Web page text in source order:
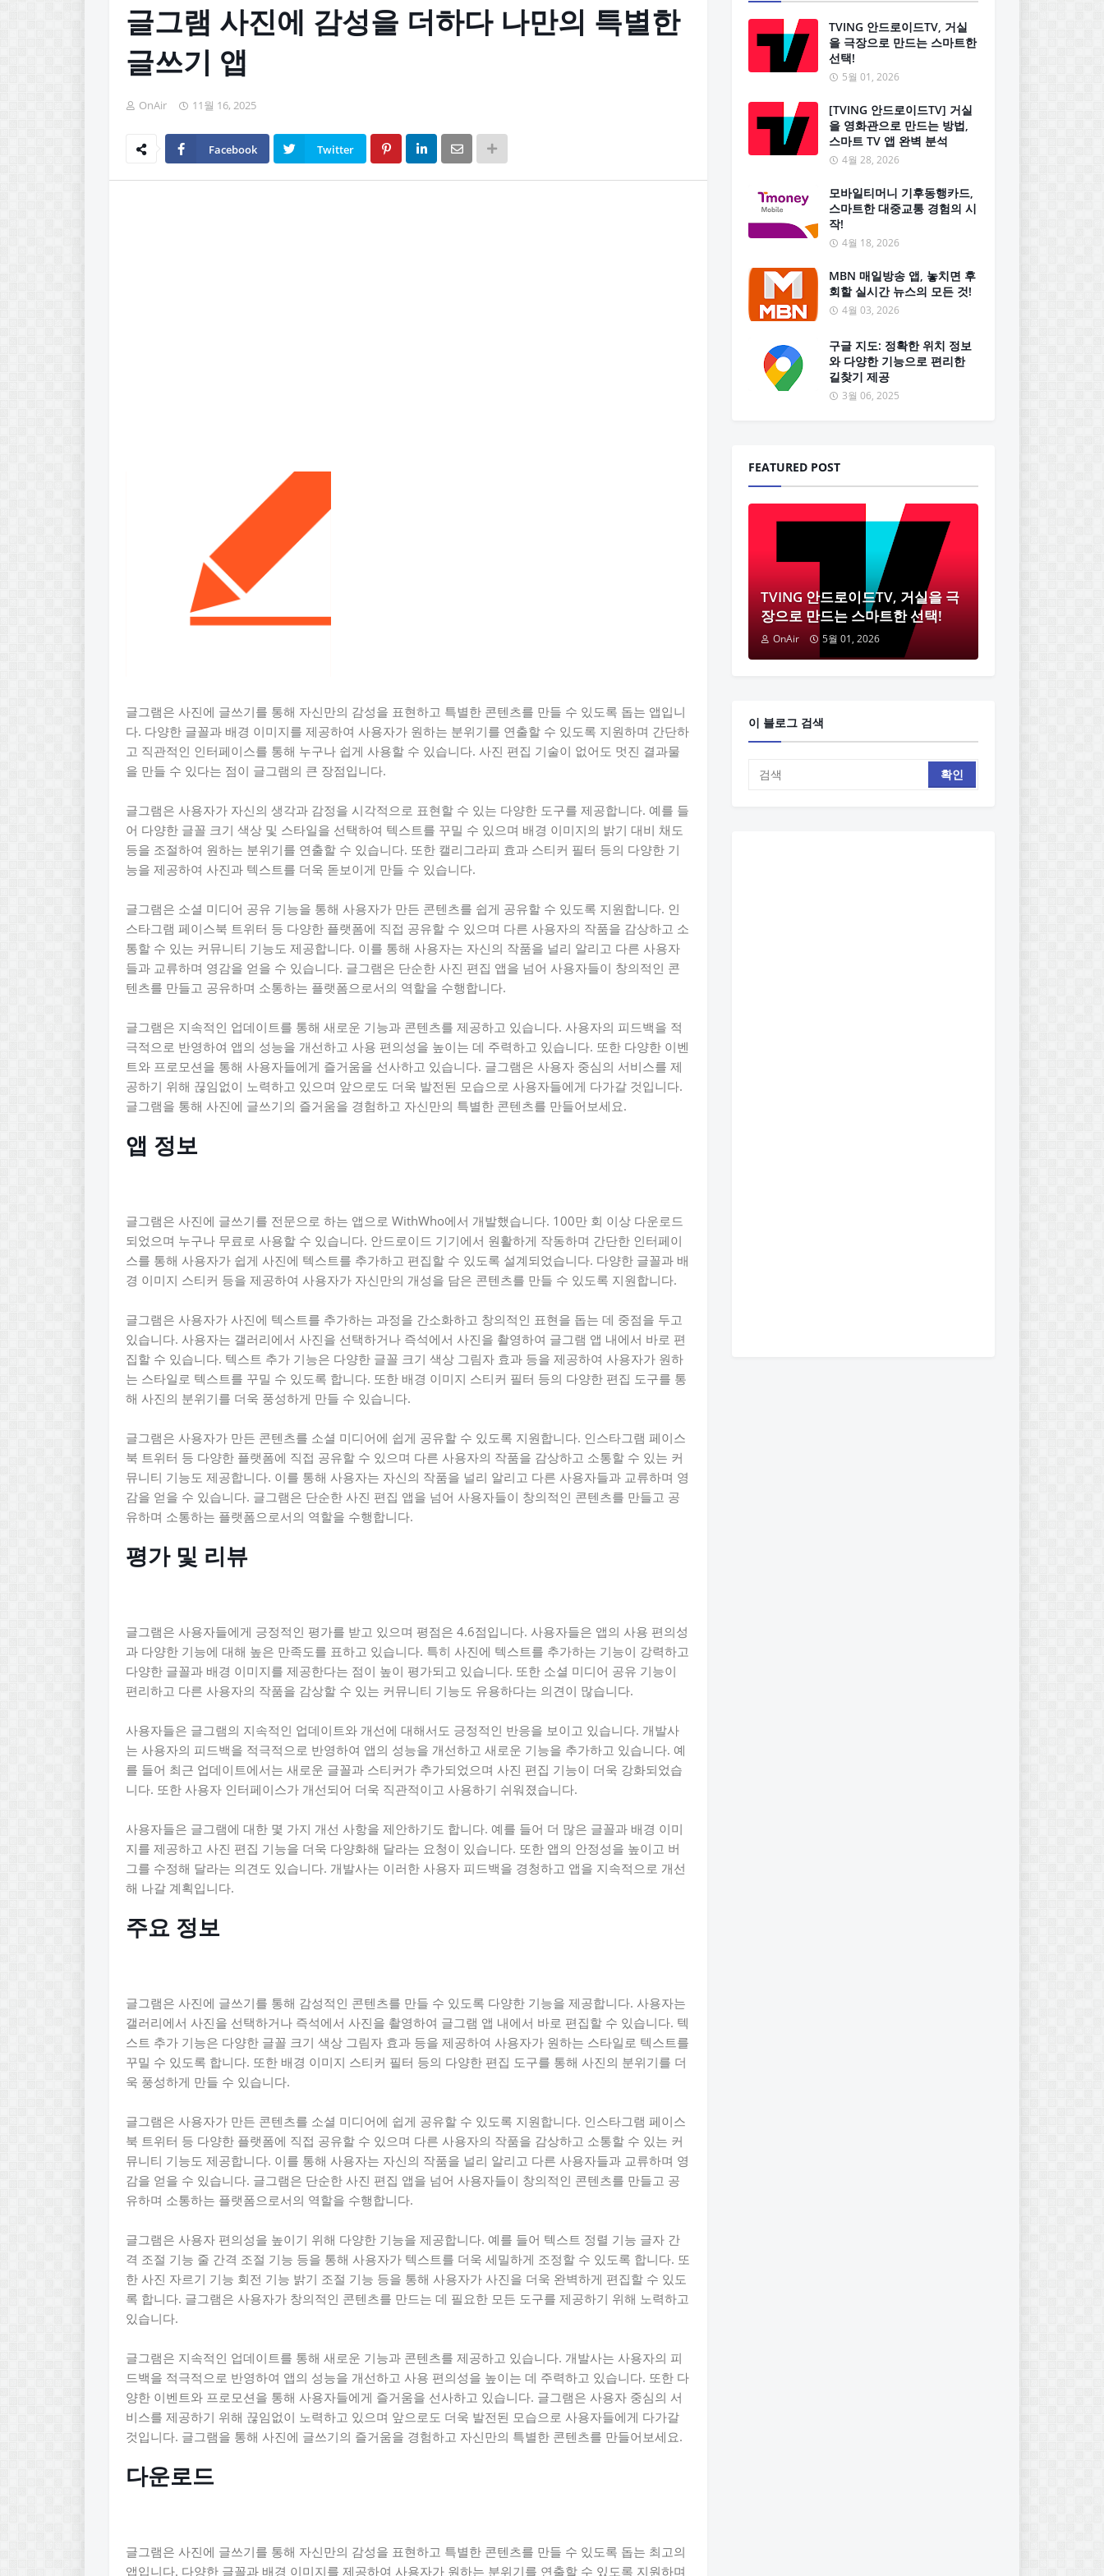
글그램 사진에 감성을 더하다 나만의 특별한
글쓰기 앱
OnAir 11월 16, 2025
Facebook Twitter
글그램은 사진에 글쓰기를 통해 자신만의 감성을 표현하고 특별한 콘텐츠를 만들 수 있도록 돕는 앱입니
다. 다양한 글꼴과 배경 이미지를 제공하여 사용자가 원하는 분위기를 연출할 수 있도록 지원하며 간단하
고 직관적인 인터페이스를 통해 누구나 쉽게 사용할 수 있습니다. 사진 편집 기술이 없어도 멋진 결과물
을 만들 수 있다는 점이 글그램의 큰 장점입니다.
글그램은 사용자가 자신의 생각과 감정을 시각적으로 표현할 수 있는 다양한 도구를 제공합니다. 예를 들
어 다양한 글꼴 크기 색상 및 스타일을 선택하여 텍스트를 꾸밀 수 있으며 배경 이미지의 밝기 대비 채도
등을 조절하여 원하는 분위기를 연출할 수 있습니다. 또한 캘리그라피 효과 스티커 필터 등의 다양한 기
능을 제공하여 사진과 텍스트를 더욱 돋보이게 만들 수 있습니다.
글그램은 소셜 미디어 공유 기능을 통해 사용자가 만든 콘텐츠를 쉽게 공유할 수 있도록 지원합니다. 인
스타그램 페이스북 트위터 등 다양한 플랫폼에 직접 공유할 수 있으며 다른 사용자의 작품을 감상하고 소
통할 수 있는 커뮤니티 기능도 제공합니다. 이를 통해 사용자는 자신의 작품을 널리 알리고 다른 사용자
들과 교류하며 영감을 얻을 수 있습니다. 글그램은 단순한 사진 편집 앱을 넘어 사용자들이 창의적인 콘
텐츠를 만들고 공유하며 소통하는 플랫폼으로서의 역할을 수행합니다.
글그램은 지속적인 업데이트를 통해 새로운 기능과 콘텐츠를 제공하고 있습니다. 사용자의 피드백을 적
극적으로 반영하여 앱의 성능을 개선하고 사용 편의성을 높이는 데 주력하고 있습니다. 또한 다양한 이벤
트와 프로모션을 통해 사용자들에게 즐거움을 선사하고 있습니다. 글그램은 사용자 중심의 서비스를 제
공하기 위해 끊임없이 노력하고 있으며 앞으로도 더욱 발전된 모습으로 사용자들에게 다가갈 것입니다.
글그램을 통해 사진에 글쓰기의 즐거움을 경험하고 자신만의 특별한 콘텐츠를 만들어보세요.
앱 정보
글그램은 사진에 글쓰기를 전문으로 하는 앱으로 WithWho에서 개발했습니다. 100만 회 이상 다운로드
되었으며 누구나 무료로 사용할 수 있습니다. 안드로이드 기기에서 원활하게 작동하며 간단한 인터페이
스를 통해 사용자가 쉽게 사진에 텍스트를 추가하고 편집할 수 있도록 설계되었습니다. 다양한 글꼴과 배
경 이미지 스티커 등을 제공하여 사용자가 자신만의 개성을 담은 콘텐츠를 만들 수 있도록 지원합니다.
글그램은 사용자가 사진에 텍스트를 추가하는 과정을 간소화하고 창의적인 표현을 돕는 데 중점을 두고
있습니다. 사용자는 갤러리에서 사진을 선택하거나 즉석에서 사진을 촬영하여 글그램 앱 내에서 바로 편
집할 수 있습니다. 텍스트 추가 기능은 다양한 글꼴 크기 색상 그림자 효과 등을 제공하여 사용자가 원하
는 스타일로 텍스트를 꾸밀 수 있도록 합니다. 또한 배경 이미지 스티커 필터 등의 다양한 편집 도구를 통
해 사진의 분위기를 더욱 풍성하게 만들 수 있습니다.
글그램은 사용자가 만든 콘텐츠를 소셜 미디어에 쉽게 공유할 수 있도록 지원합니다. 인스타그램 페이스
북 트위터 등 다양한 플랫폼에 직접 공유할 수 있으며 다른 사용자의 작품을 감상하고 소통할 수 있는 커
뮤니티 기능도 제공합니다. 이를 통해 사용자는 자신의 작품을 널리 알리고 다른 사용자들과 교류하며 영
감을 얻을 수 있습니다. 글그램은 단순한 사진 편집 앱을 넘어 사용자들이 창의적인 콘텐츠를 만들고 공
유하며 소통하는 플랫폼으로서의 역할을 수행합니다.
평가 및 리뷰
글그램은 사용자들에게 긍정적인 평가를 받고 있으며 평점은 4.6점입니다. 사용자들은 앱의 사용 편의성
과 다양한 기능에 대해 높은 만족도를 표하고 있습니다. 특히 사진에 텍스트를 추가하는 기능이 강력하고
다양한 글꼴과 배경 이미지를 제공한다는 점이 높이 평가되고 있습니다. 또한 소셜 미디어 공유 기능이
편리하고 다른 사용자의 작품을 감상할 수 있는 커뮤니티 기능도 유용하다는 의견이 많습니다.
사용자들은 글그램의 지속적인 업데이트와 개선에 대해서도 긍정적인 반응을 보이고 있습니다. 개발사
는 사용자의 피드백을 적극적으로 반영하여 앱의 성능을 개선하고 새로운 기능을 추가하고 있습니다. 예
를 들어 최근 업데이트에서는 새로운 글꼴과 스티커가 추가되었으며 사진 편집 기능이 더욱 강화되었습
니다. 또한 사용자 인터페이스가 개선되어 더욱 직관적이고 사용하기 쉬워졌습니다.
사용자들은 글그램에 대한 몇 가지 개선 사항을 제안하기도 합니다. 예를 들어 더 많은 글꼴과 배경 이미
지를 제공하고 사진 편집 기능을 더욱 다양화해 달라는 요청이 있습니다. 또한 앱의 안정성을 높이고 버
그를 수정해 달라는 의견도 있습니다. 개발사는 이러한 사용자 피드백을 경청하고 앱을 지속적으로 개선
해 나갈 계획입니다.
주요 정보
글그램은 사진에 글쓰기를 통해 감성적인 콘텐츠를 만들 수 있도록 다양한 기능을 제공합니다. 사용자는
갤러리에서 사진을 선택하거나 즉석에서 사진을 촬영하여 글그램 앱 내에서 바로 편집할 수 있습니다. 텍
스트 추가 기능은 다양한 글꼴 크기 색상 그림자 효과 등을 제공하여 사용자가 원하는 스타일로 텍스트를
꾸밀 수 있도록 합니다. 또한 배경 이미지 스티커 필터 등의 다양한 편집 도구를 통해 사진의 분위기를 더
욱 풍성하게 만들 수 있습니다.
글그램은 사용자가 만든 콘텐츠를 소셜 미디어에 쉽게 공유할 수 있도록 지원합니다. 인스타그램 페이스
북 트위터 등 다양한 플랫폼에 직접 공유할 수 있으며 다른 사용자의 작품을 감상하고 소통할 수 있는 커
뮤니티 기능도 제공합니다. 이를 통해 사용자는 자신의 작품을 널리 알리고 다른 사용자들과 교류하며 영
감을 얻을 수 있습니다. 글그램은 단순한 사진 편집 앱을 넘어 사용자들이 창의적인 콘텐츠를 만들고 공
유하며 소통하는 플랫폼으로서의 역할을 수행합니다.
글그램은 사용자 편의성을 높이기 위해 다양한 기능을 제공합니다. 예를 들어 텍스트 정렬 기능 글자 간
격 조절 기능 줄 간격 조절 기능 등을 통해 사용자가 텍스트를 더욱 세밀하게 조정할 수 있도록 합니다. 또
한 사진 자르기 기능 회전 기능 밝기 조절 기능 등을 통해 사용자가 사진을 더욱 완벽하게 편집할 수 있도
록 합니다. 글그램은 사용자가 창의적인 콘텐츠를 만드는 데 필요한 모든 도구를 제공하기 위해 노력하고
있습니다.
글그램은 지속적인 업데이트를 통해 새로운 기능과 콘텐츠를 제공하고 있습니다. 개발사는 사용자의 피
드백을 적극적으로 반영하여 앱의 성능을 개선하고 사용 편의성을 높이는 데 주력하고 있습니다. 또한 다
양한 이벤트와 프로모션을 통해 사용자들에게 즐거움을 선사하고 있습니다. 글그램은 사용자 중심의 서
비스를 제공하기 위해 끊임없이 노력하고 있으며 앞으로도 더욱 발전된 모습으로 사용자들에게 다가갈
것입니다. 글그램을 통해 사진에 글쓰기의 즐거움을 경험하고 자신만의 특별한 콘텐츠를 만들어보세요.
다운로드
글그램은 사진에 글쓰기를 통해 자신만의 감성을 표현하고 특별한 콘텐츠를 만들 수 있도록 돕는 최고의
앱입니다. 다양한 글꼴과 배경 이미지를 제공하여 사용자가 원하는 분위기를 연출할 수 있도록 지원하며
TVING 안드로이드TV, 거실
을 극장으로 만드는 스마트한
선택!
5월 01, 2026
[TVING 안드로이드TV] 거실
을 영화관으로 만드는 방법,
스마트 TV 앱 완벽 분석
4월 28, 2026
모바일티머니 기후동행카드,
스마트한 대중교통 경험의 시
작!
4월 18, 2026
MBN 매일방송 앱, 놓치면 후
회할 실시간 뉴스의 모든 것!
4월 03, 2026
구글 지도: 정확한 위치 정보
와 다양한 기능으로 편리한
길찾기 제공
3월 06, 2025
FEATURED POST
TVING 안드로이드TV, 거실을 극
장으로 만드는 스마트한 선택!
OnAir 5월 01, 2026
이 블로그 검색